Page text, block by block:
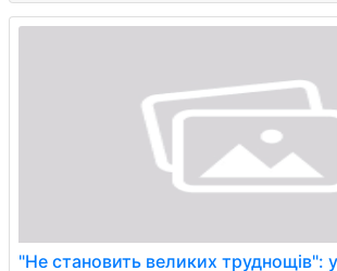
"Не становить великих труднощів": у